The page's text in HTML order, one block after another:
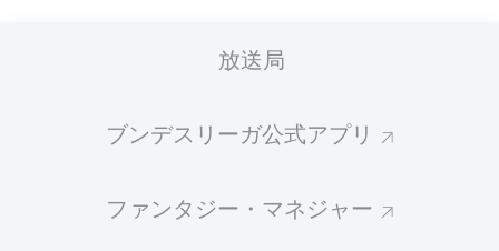
放送局
ブンデスリーガ公式アプリ
ファンタジー・マネジャー
Łukasz Poręba